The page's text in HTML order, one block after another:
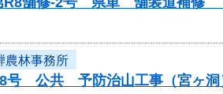
農林事務所
号 公共 予防治山工事（宮ヶ洞